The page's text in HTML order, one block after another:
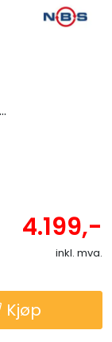
4.199,-
inkl. mva.
Kjøp